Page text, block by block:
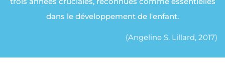
dans le développement de l'enfant.
(Angeline S. Lillard, 2017)